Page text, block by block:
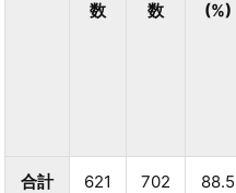
数
数
(%)
合計 621 702 88.5